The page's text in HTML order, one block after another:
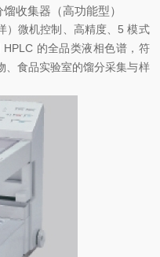
收集器（高功能型）
微机控制、高精度、5 模式
的全品类液相色谱，符
、食品实验室的馏分采集与样